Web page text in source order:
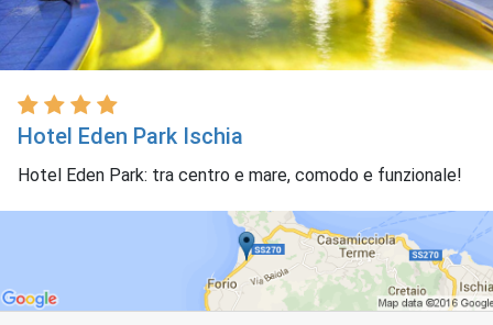
Hotel Eden Park Ischia
Hotel Eden Park: tra centro e mare, comodo e funzionale!